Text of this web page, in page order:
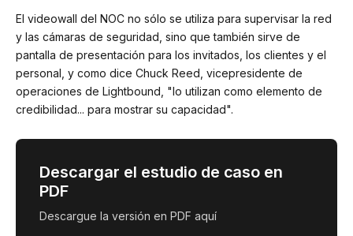
El videowall del NOC no sólo se utiliza para supervisar la red
y las cámaras de seguridad, sino que también sirve de
pantalla de presentación para los invitados, los clientes y el
personal, y como dice Chuck Reed, vicepresidente de
operaciones de Lightbound, "lo utilizan como elemento de
credibilidad... para mostrar su capacidad".
Descargar el estudio de caso en
PDF
Descargue la versión en PDF aquí